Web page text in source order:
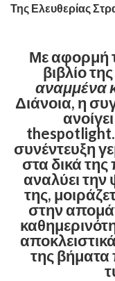
​Της Ελευθερίας
Με αφορμή
βιβλίο της
αναμμένα
Διάνοια, η
συνέντευξη
στα δικά
αναλύει
της,
στην
της βήματα